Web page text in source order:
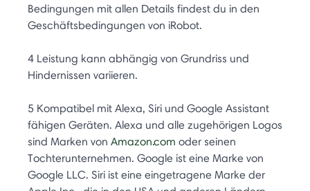
Bedingungen mit allen Details findest du in den
Geschäftsbedingungen von iRobot.
4 Leistung kann abhängig von Grundriss und
Hindernissen variieren.
5 Kompatibel mit Alexa, Siri und Google Assistant
fähigen Geräten. Alexa und alle zugehörigen Logos
sind Marken von Amazon.com oder seinen
Tochterunternehmen. Google ist eine Marke von
Google LLC. Siri ist eine eingetragene Marke der